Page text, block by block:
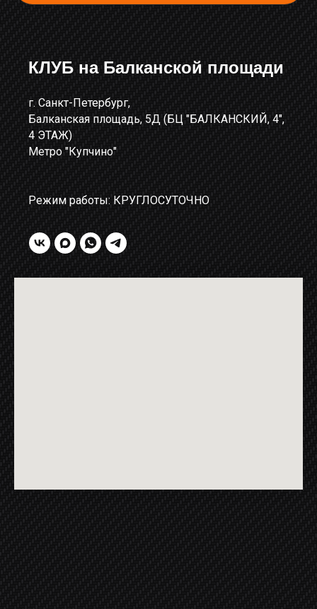
КЛУБ на Балканской площади
г. Санкт-Петербург,
Балканская площадь, 5Д (БЦ "БАЛКАНСКИЙ, 4",
4 ЭТАЖ)
Метро "Купчино"
Режим работы: КРУГЛОСУТОЧНО